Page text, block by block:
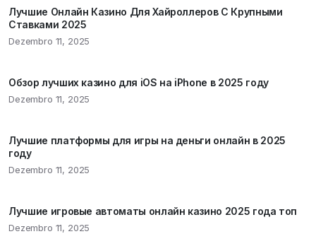
Лучшие Онлайн Казино Для Хайроллеров С Крупными
Ставками 2025
Dezembro 11, 2025
Обзор лучших казино для iOS на iPhone в 2025 году
Dezembro 11, 2025
Лучшие платформы для игры на деньги онлайн в 2025
году
Dezembro 11, 2025
Лучшие игровые автоматы онлайн казино 2025 года топ
Dezembro 11, 2025